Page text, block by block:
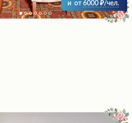
и от 6000 /чел.